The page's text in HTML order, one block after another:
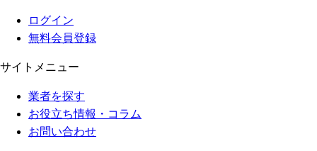
ログイン
無料会員登録
サイトメニュー
業者を探す
お役立ち情報・コラム
お問い合わせ